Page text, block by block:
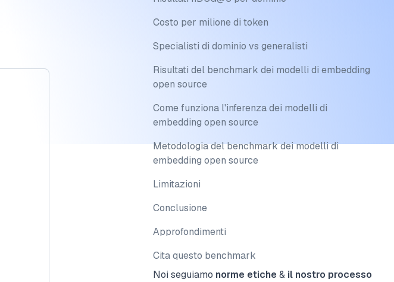
Costo per milione di token
Specialisti di dominio vs generalisti
Risultati del benchmark dei modelli di embedding
open source
Come funziona l'inferenza dei modelli di
embedding open source
Metodologia del benchmark dei modelli di
embedding open source
Limitazioni
Conclusione
Approfondimenti
Cita questo benchmark
Noi seguiamo norme etiche & il nostro processo